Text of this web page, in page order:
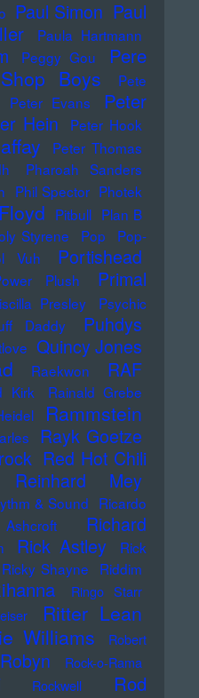
Paul Simon Paul
Paula Hartmann
Peggy Gou
Pere
Boys
Pete
Peter Evans
Peter
Hein
Peter Hook
Peter Thomas
Pharoah Sanders
Phil Spector Photek
Pitbull Plan B
Styrene Pop
Pop-
Vuh Portishead
Plush
Primal
Presley
Psychic
Daddy
Puhdys
Quincy Jones
Raekwon RAF
Kirk Rainald Grebe
Rammstein
Rayk Goetze
Red Hot Chili
Reinhard Mey
& Sound Ricardo
Richard
Rick Astley
Rick
Ricky Shayne Riddim
Ringo Starr
Ritter Lean
Williams
Robert
Robyn Rock-o-Rama
Rockwell
Rod